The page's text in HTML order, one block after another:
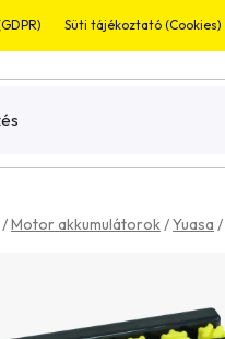
Süti tájékoztató (Cookies)
/Motor akkumulátorok/Yuasa /